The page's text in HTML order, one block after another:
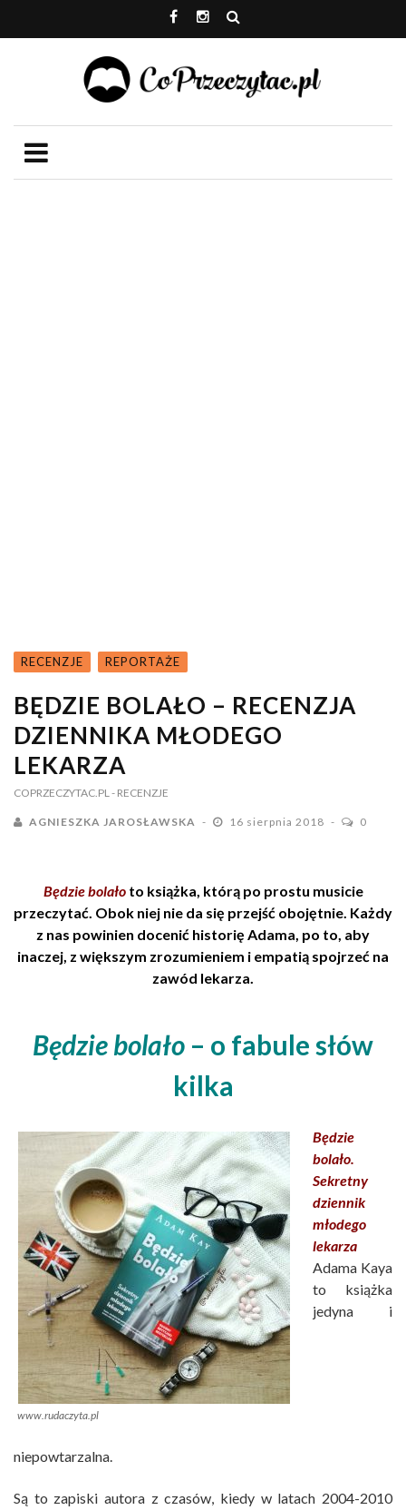
RECENZJE REPORTAŻE
BĘDZIE BOLAŁO – RECENZJA
DZIENNIKA MŁODEGO
LEKARZA
COPRZECZYTAC.PL - RECENZJE
AGNIESZKA JAROSŁAWSKA 16 sierpnia 2018 0
Będzie bolałoto książka, którą po prostu musicie
przeczytać. Obok niej nie da się przejść obojętnie. Każdy
z nas powinien docenić historię Adama, po to, aby
inaczej, z większym zrozumieniem i empatią spojrzeć na
zawód lekarza.
Będzie bolało – o fabule słów
kilka
www.rudaczyta.pl
Będzie
bolało.
Sekretny
dziennik
młodego
lekarza
Adama Kaya
to książka
jedyna i
niepowtarzalna.
Są to zapiski autora z czasów, kiedy w latach 2004-2010